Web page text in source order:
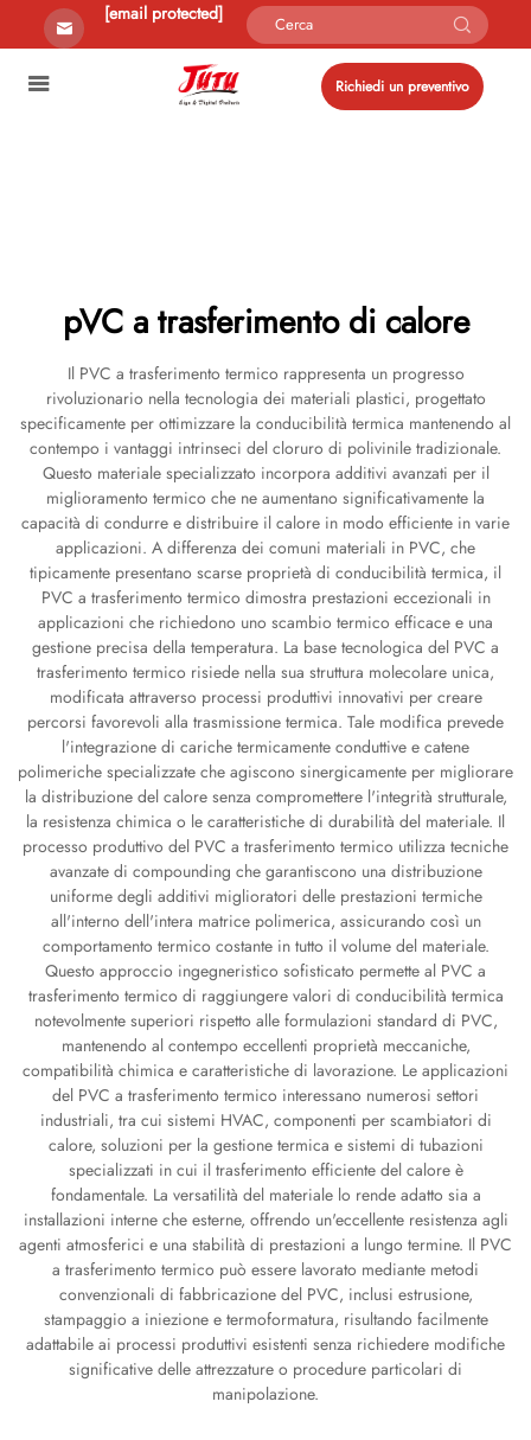
[email protected]
Richiedi un preventivo
pVC a trasferimento di calore
Il PVC a trasferimento termico rappresenta un progresso
rivoluzionario nella tecnologia dei materiali plastici, progettato
specificamente per ottimizzare la conducibilità termica mantenendo al
contempo i vantaggi intrinseci del cloruro di polivinile tradizionale.
Questo materiale specializzato incorpora additivi avanzati per il
miglioramento termico che ne aumentano significativamente la
capacità di condurre e distribuire il calore in modo efficiente in varie
applicazioni. A differenza dei comuni materiali in PVC, che
tipicamente presentano scarse proprietà di conducibilità termica, il
PVC a trasferimento termico dimostra prestazioni eccezionali in
applicazioni che richiedono uno scambio termico efficace e una
gestione precisa della temperatura. La base tecnologica del PVC a
trasferimento termico risiede nella sua struttura molecolare unica,
modificata attraverso processi produttivi innovativi per creare
percorsi favorevoli alla trasmissione termica. Tale modifica prevede
l'integrazione di cariche termicamente conduttive e catene
polimeriche specializzate che agiscono sinergicamente per migliorare
la distribuzione del calore senza compromettere l'integrità strutturale,
la resistenza chimica o le caratteristiche di durabilità del materiale. Il
processo produttivo del PVC a trasferimento termico utilizza tecniche
avanzate di compounding che garantiscono una distribuzione
uniforme degli additivi miglioratori delle prestazioni termiche
all'interno dell'intera matrice polimerica, assicurando così un
comportamento termico costante in tutto il volume del materiale.
Questo approccio ingegneristico sofisticato permette al PVC a
trasferimento termico di raggiungere valori di conducibilità termica
notevolmente superiori rispetto alle formulazioni standard di PVC,
mantenendo al contempo eccellenti proprietà meccaniche,
compatibilità chimica e caratteristiche di lavorazione. Le applicazioni
del PVC a trasferimento termico interessano numerosi settori
industriali, tra cui sistemi HVAC, componenti per scambiatori di
calore, soluzioni per la gestione termica e sistemi di tubazioni
specializzati in cui il trasferimento efficiente del calore è
fondamentale. La versatilità del materiale lo rende adatto sia a
installazioni interne che esterne, offrendo un'eccellente resistenza agli
agenti atmosferici e una stabilità di prestazioni a lungo termine. Il PVC
a trasferimento termico può essere lavorato mediante metodi
convenzionali di fabbricazione del PVC, inclusi estrusione,
stampaggio a iniezione e termoformatura, risultando facilmente
adattabile ai processi produttivi esistenti senza richiedere modifiche
significative delle attrezzature o procedure particolari di
manipolazione.